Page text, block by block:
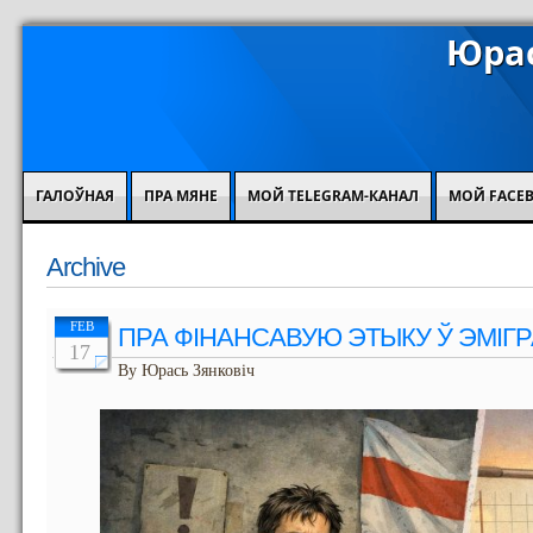
ГАЛОЎНАЯ ПРА МЯНЕ МОЙ TELEGRAM-КАНАЛ МОЙ
Archive
FEB
17 ПРА ФІНАНСАВУЮ ЭТЫКУ Ў
By Юрась Зянковіч